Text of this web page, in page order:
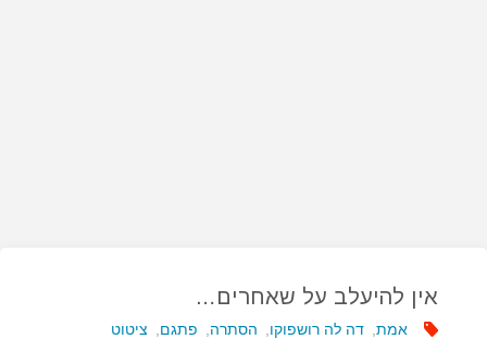
אין להיעלב על שאחרים…
אמת דה לה רושפוקו הסתרה פתגם ציטוט